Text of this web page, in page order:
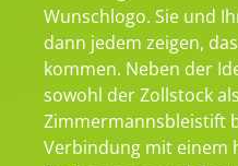
Wunschlogo. Sie und
dann jedem zeigen,
kommen. Neben der
sowohl der Zollstock
Zimmermannsbleistift
Verbindung mit einem